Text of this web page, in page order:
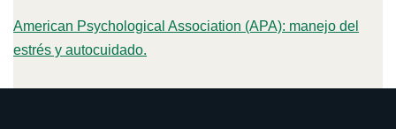
American Psychological Association (APA): manejo del
estrés y autocuidado.